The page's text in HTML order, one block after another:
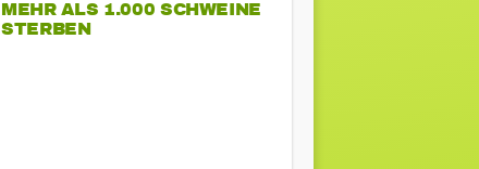
MEHR ALS 1.000 SCHWEINE
STERBEN